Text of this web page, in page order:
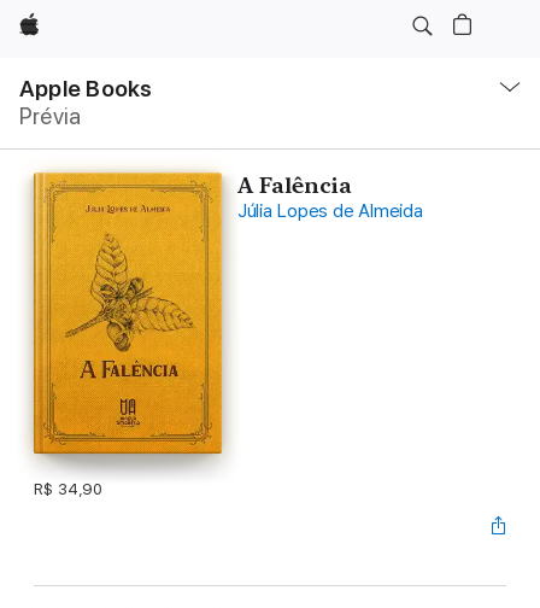
Apple
Apple Books
Prévia
Nav
Abrir
menu
A Falência
Júlia Lopes de Almeida
R$ 34,90